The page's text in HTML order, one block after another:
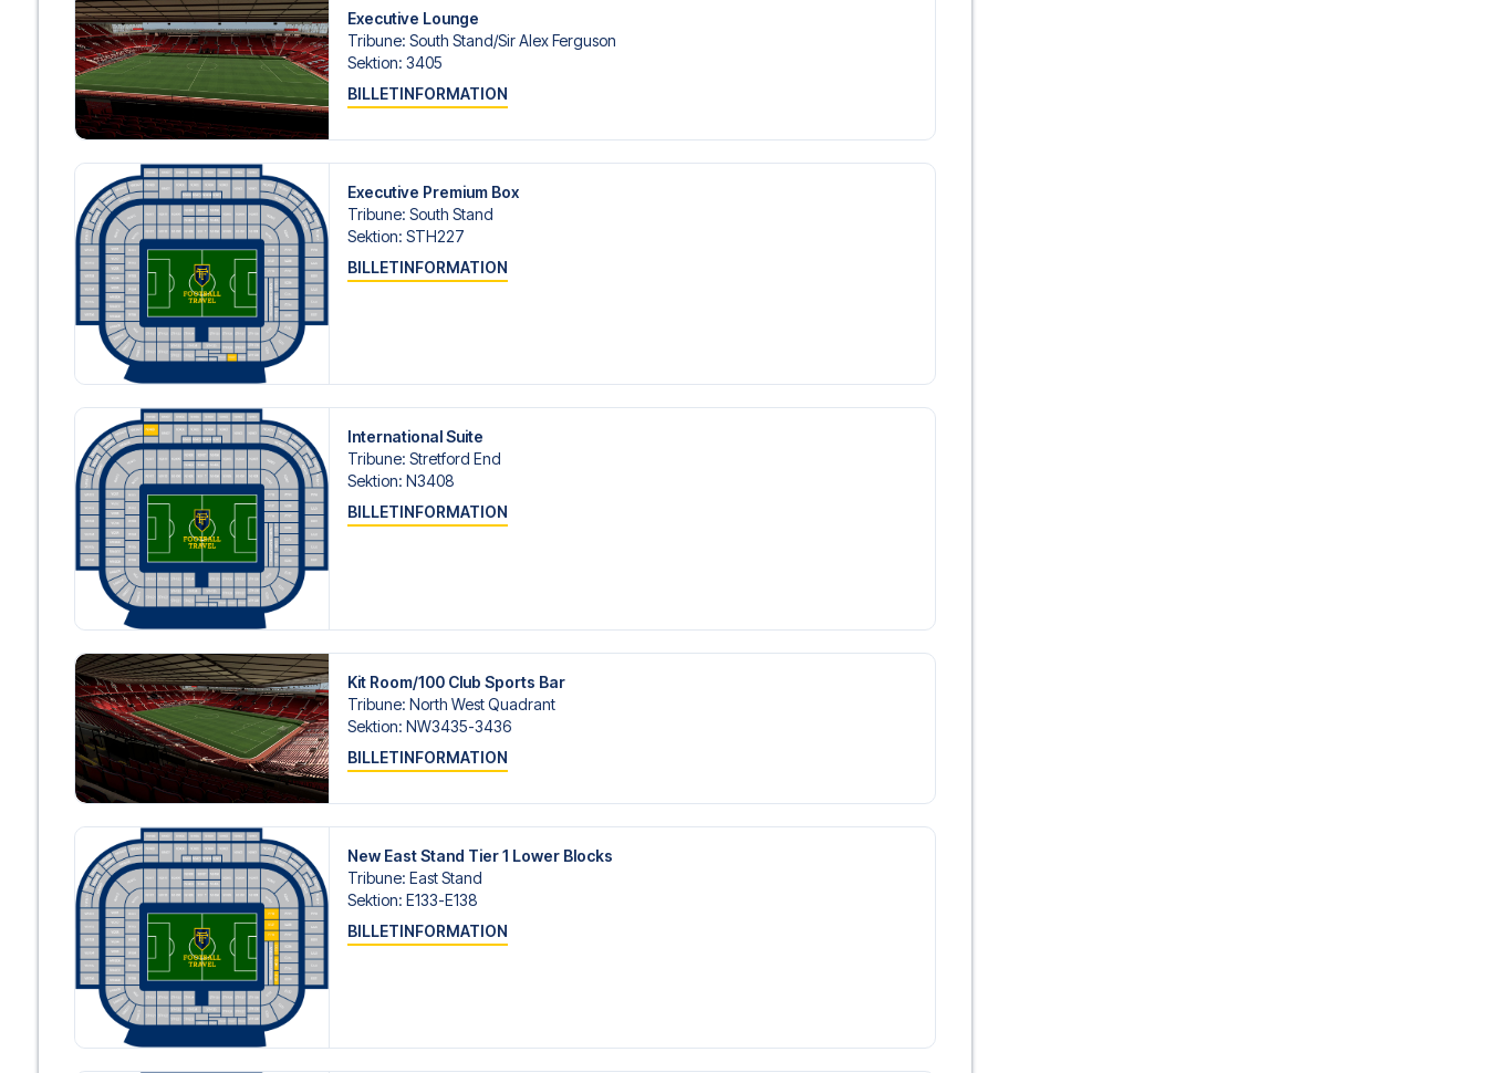
Executive Lounge
Tribune: South Stand/​Sir Alex Ferguson
Sektion: 3405
BILLETINFORMATION
Executive Premium Box
Tribune: South Stand
Sektion: STH227
BILLETINFORMATION
International Suite
Tribune: Stretford End
Sektion: N3408
BILLETINFORMATION
Kit Room/100 Club Sports Bar
Tribune: North West Quadrant
Sektion: NW3435-3436
BILLETINFORMATION
New East Stand Tier 1 Lower Blocks
Tribune: East Stand
Sektion: E133-E138
BILLETINFORMATION